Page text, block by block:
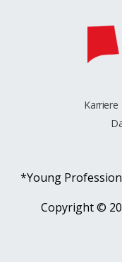
Karriere
*Young
Copyright ©